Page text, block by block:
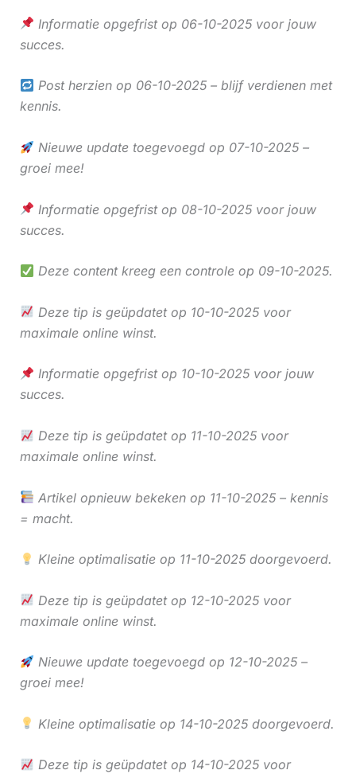
Informatie opgefrist op 06-10-2025 voor jouw
succes.
Post herzien op 06-10-2025 – blijf verdienen met
kennis.
Nieuwe update toegevoegd op 07-10-2025 –
groei mee!
Informatie opgefrist op 08-10-2025 voor jouw
succes.
Deze content kreeg een controle op 09-10-2025.
Deze tip is geüpdatet op 10-10-2025 voor
maximale online winst.
Informatie opgefrist op 10-10-2025 voor jouw
succes.
Deze tip is geüpdatet op 11-10-2025 voor
maximale online winst.
Artikel opnieuw bekeken op 11-10-2025 – kennis
= macht.
Kleine optimalisatie op 11-10-2025 doorgevoerd.
Deze tip is geüpdatet op 12-10-2025 voor
maximale online winst.
Nieuwe update toegevoegd op 12-10-2025 –
groei mee!
Kleine optimalisatie op 14-10-2025 doorgevoerd.
Deze tip is geüpdatet op 14-10-2025 voor